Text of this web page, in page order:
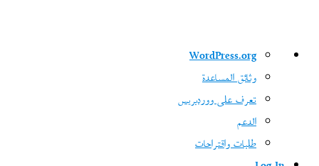
ووردبريس
WordPress.org
وثائق المساعدة
تعرف على ووردبريس
الدعم
طلبات واقتراحات